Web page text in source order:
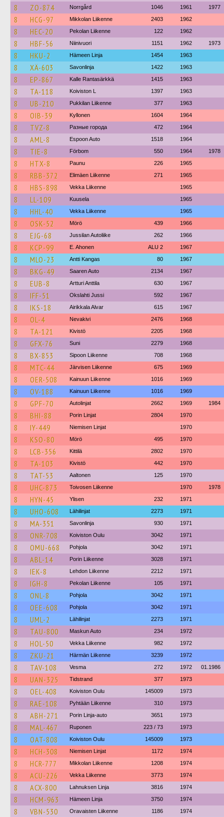
8 ZO-874 Norrgård 1046 1961 1977
8 HCG-97 Mikkolan Liikenne 2403 1962
8 HEC-20 Pekolan Liikenne 122 1962
8 HBF-56 Niinivuori 1151 1962 1973
8 HKU-2 Hämeen Linja 1454 1963
8 XÄ-603 Savonlinja 1422 1963
8 EP-867 Kalle Rantasärkkä 1415 1963
8 TA-118 Koiviston L 1397 1963
8 UB-210 Pukkilan Liikenne 377 1963
8 OIB-39 Kyllonen 1604 1964
8 TVZ-8 Разные города 472 1964
8 AML-8 Espoon Auto 1518 1964
8 TIE-8 Förbom 550 1964 1978
8 HTX-8 Paunu 226 1965
8 RBB-372 Elimäen Liikenne 271 1965
8 HBS-898 Vekka Liikenne 1965
8 LL-109 Kuusela 1965
8 HHL-40 Vekka Liikenne 1965
8 OSK-52 Mörö 439 1966
8 EJG-68 Jussilan Autoliike 262 1966
8 KCP-99 E. Ahonen ALU 2 1967
8 MLO-23 Antti Kangas 80 1967
8 BKG-49 Saaren Auto 2134 1967
8 EUB-8 Artturi Anttila 630 1967
8 IFF-51 Okslahti Jussi 592 1967
8 IKS-18 Airikkala Alvar 615 1967
8 OL-4 Nevakivi 2476 1968
8 TA-121 Kivistö 2205 1968
8 GFX-76 Suni 2279 1968
8 BX-853 Sipoon Liikenne 708 1968
8 MTC-44 Järvisen Liikenne 675 1969
8 OER-508 Kainuun Liikenne 1016 1969
8 OV-188 Kainuun Liikenne 1016 1969
8 GPF-70 Autolinjat 2662 1969 1984
8 BHI-88 Porin Linjat 2804 1970
8 IY-449 Niemisen Linjat 1970
8 KSO-80 Mörö 495 1970
8 LCB-356 Kittilä 2802 1970
8 TA-103 Kivistö 442 1970
8 TAT-53 Aaltonen 125 1970
8 UHC-873 Toivosen Liikenne 1970 1978
8 HYN-45 Ylisen 232 1971
8 UHO-608 Lähilinjat 2273 1971
8 MA-351 Savonlinja 930 1971
8 ONR-708 Koiviston Oulu 3042 1971
8 OMU-668 Pohjola 3042 1971
8 ABL-14 Porin Liikenne 3028 1971
8 IEK-8 Lehdon Liikenne 2212 1971
8 IGH-8 Pekolan Liikenne 105 1971
8 ONL-8 Pohjola 3042 1971
8 OEE-608 Pohjola 3042 1971
8 UML-2 Lähilinjat 2273 1971
8 TAU-800 Maskun Auto 234 1972
8 HOL-50 Vekka Liikenne 982 1972
8 ZKU-21 Härmän Liikenne 3239 1972
8 TAV-108 Vesma 272 1972 01.1986
8 UAN-325 Tidstrand 377 1973
8 OEL-408 Koiviston Oulu 145009 1973
8 RAE-108 Pyhtään Liikenne 310 1973
8 ABH-271 Porin Linja-auto 3651 1973
8 MAL-467 Ruponen 223 / 73 1973
8 OAT-808 Koiviston Oulu 145009 1973
8 HCH-308 Niemisen Linjat 1172 1974
8 HCR-777 Mikkolan Liikenne 1208 1974
8 ACU-226 Vekka Liikenne 3773 1974
8 ACX-800 Lahnuksen Linja 3816 1974
8 HCM-963 Hämeen Linja 3750 1974
8 VBN-530 Oravaisten Liikenne 1186 1974